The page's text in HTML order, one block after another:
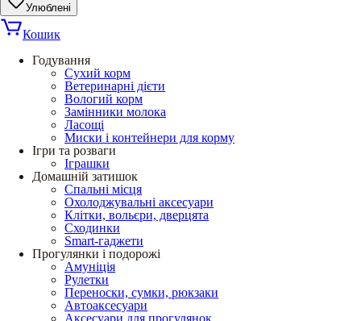
Улюблені
Кошик
Годування
Сухий корм
Ветеринарні дієти
Вологий корм
Замінники молока
Ласощі
Миски і контейнери для корму
Ігри та розваги
Іграшки
Домашній затишок
Спальні місця
Охолоджувальні аксесуари
Клітки, вольєри, дверцята
Сходинки
Smart-гаджети
Прогулянки і подорожі
Амуніція
Рулетки
Переноски, сумки, рюкзаки
Автоаксесуари
Аксесуари для прогулянок